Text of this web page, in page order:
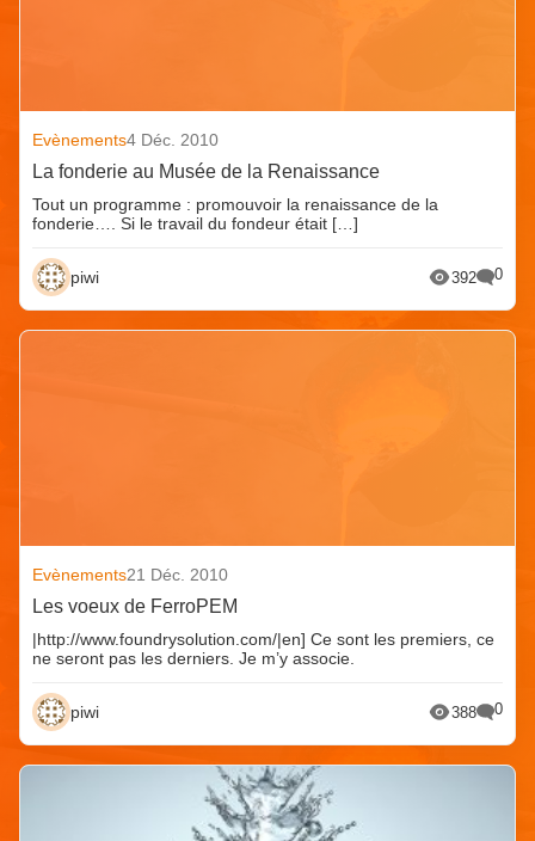
Evènements4 Déc. 2010
La fonderie au Musée de la Renaissance
Tout un programme : promouvoir la renaissance de la
fonderie…. Si le travail du fondeur était […]
piwi 392 0
Evènements21 Déc. 2010
Les voeux de FerroPEM
|http://www.foundrysolution.com/|en] Ce sont les premiers, ce
ne seront pas les derniers. Je m’y associe.
piwi 388 0